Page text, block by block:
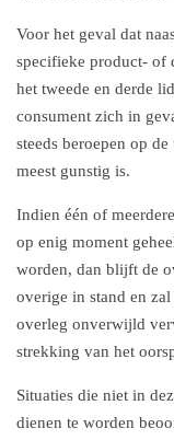
Voor het geval dat
specifieke product- of
het tweede en derde
consument zich in
steeds beroepen op
meest gunstig is.
Indien één of
op enig moment
worden, dan blijft de
overige in stand en
overleg onverwijld
strekking van het
Situaties die niet in
dienen te worden